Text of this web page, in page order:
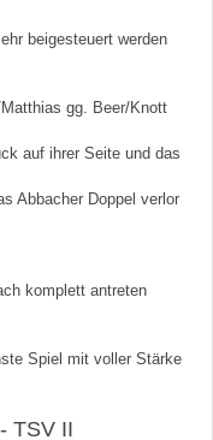
beigesteuert werden
gg. Beer/Knott
auf ihrer Seite und das
Abbacher Doppel verlor
komplett antreten
Spiel mit voller Stärke
TSV II